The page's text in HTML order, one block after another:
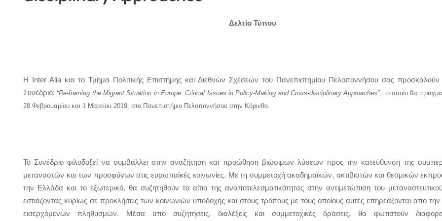
Δελτίο Τύπου
Η Inter Alia και το Τμήμα Πολιτικής Επιστήμης και Διεθνών Σχέσεων του Πανεπιστημίου Πελοποννήσου σας προσκαλούν
Συνέδριο: “Re-framing the Migrant Situation in Europe. Critical Issues in Policy-Making and Cross-disciplinary Approaches”, το οποίο θα
28 Φεβρουαρίου και 1 Μαρτίου 2019, στο Πανεπιστήμιο Πελοποννήσου στην Κόρινθο.
Το Συνέδριο φιλοδοξεί να συμβάλλει στην αναζήτηση και προώθηση βιώσιμων λύσεων προς την κατεύθυνση της
μεταναστών και των προσφύγων στις ευρωπαϊκές κοινωνίες. Με τη συμμετοχή ακαδημαϊκών, ακτιβιστών και θεσμικών
την Ελλάδα και το εξωτερικό, θα συζητηθούν τα αίτια της αναποτελεσματικότητας στην αντιμετώπιση του
εστιάζοντας κυρίως σε προκλήσεις των κοινωνιών υποδοχής και στους τρόπους με τους οποίους αυτές επηρεάζονται από
εισερχόμενων πληθυσμών. Μέσα από συζητήσεις, διαλέξεις και συμμετοχικές δράσεις, θα φωτιστούν